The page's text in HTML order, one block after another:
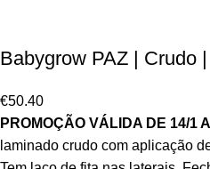
Babygrow PAZ | Crudo
€50.40
PROMOÇÃO VÁLIDA DE 14/1
laminado crudo com aplicação